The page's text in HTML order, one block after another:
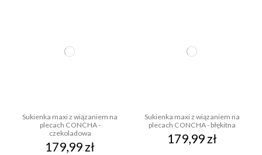
Sukienka maxi z wiązaniem na
plecach CONCHA -
czekoladowa
179,99 zł
Sukienka maxi z wiązaniem na
plecach CONCHA - błękitna
179,99 zł